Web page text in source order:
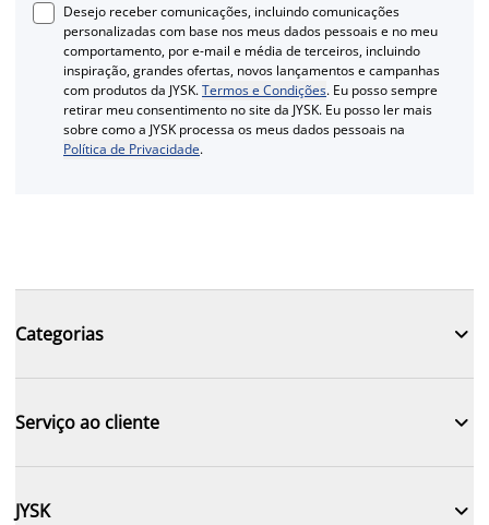
Desejo receber comunicações, incluindo comunicações
personalizadas com base nos meus dados pessoais e no meu
comportamento, por e-mail e média de terceiros, incluindo
inspiração, grandes ofertas, novos lançamentos e campanhas
com produtos da JYSK.Termos e Condições. Eu posso sempre
retirar meu consentimento no site da JYSK. Eu posso ler mais
sobre como a JYSK processa os meus dados pessoais na
Política de Privacidade.
Categorias 
Serviço ao cliente 
JYSK 